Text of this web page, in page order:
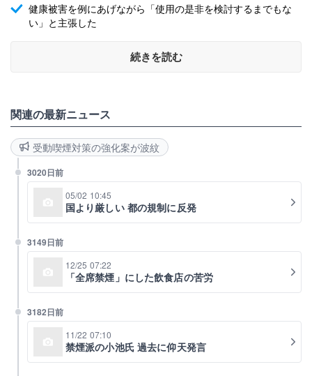
健康被害を例にあげながら「使用の是非を検討するまでもな
い」と主張した
続きを読む
関連の最新ニュース
受動喫煙対策の強化案が波紋
3020日前
05/02 10:45
国より厳しい 都の規制に反発
3149日前
12/25 07:22
「全席禁煙」にした飲食店の苦労
3182日前
11/22 07:10
禁煙派の小池氏 過去に仰天発言